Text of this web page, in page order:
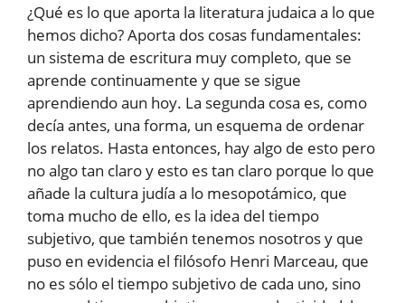
¿Qué es lo que aporta la literatura judaica a lo que
hemos dicho? Aporta dos cosas fundamentales:
un sistema de escritura muy completo, que se
aprende continuamente y que se sigue
aprendiendo aun hoy. La segunda cosa es, como
decía antes, una forma, un esquema de ordenar
los relatos. Hasta entonces, hay algo de esto pero
no algo tan claro y esto es tan claro porque lo que
añade la cultura judía a lo mesopotámico, que
toma mucho de ello, es la idea del tiempo
subjetivo, que también tenemos nosotros y que
puso en evidencia el filósofo Henri Marceau, que
no es sólo el tiempo subjetivo de cada uno, sino